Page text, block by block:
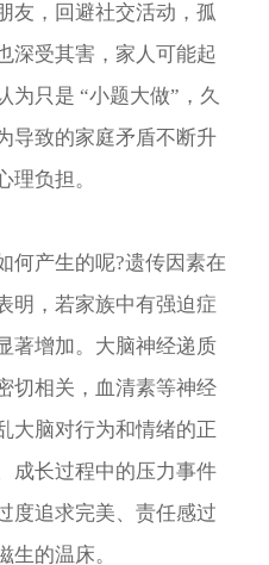
友，回避社交活动，孤
深受其害，家人可能起
为只是 “小题大做”，久
导致的家庭矛盾不断升
理负担。
产生的呢?遗传因素在
明，若家族中有强迫症
著增加。大脑神经递质
切相关，血清素等神经
大脑对行为和情绪的正
成长过程中的压力事件
度追求完美、责任感过
生的温床。